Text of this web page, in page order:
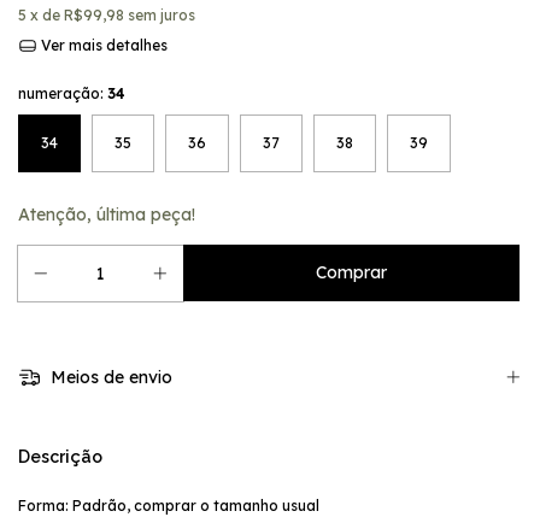
5 x de R$99,98 sem juros
Ver mais detalhes
numeração: 34
34 35 36 37 38 39
Atenção, última peça!
Meios de envio
Descrição
Forma: Padrão, comprar o tamanho usual